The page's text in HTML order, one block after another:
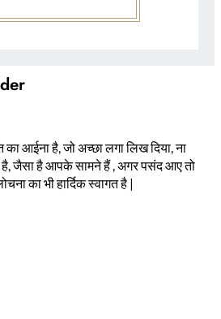
का आईना है, जो अच्छा लगा लिख दिया, ना
है, जैसा है आपके सामने हैं , अगर पसंद आए तो
का भी हार्दिक स्वागत है |